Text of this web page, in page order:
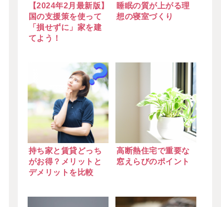
【2024年2月最新版】
国の支援策を使って
「損せずに」家を建
てよう！
睡眠の質が上がる理
想の寝室づくり
持ち家と賃貸どっち
がお得？メリットと
デメリットを比較
高断熱住宅で重要な
窓えらびのポイント